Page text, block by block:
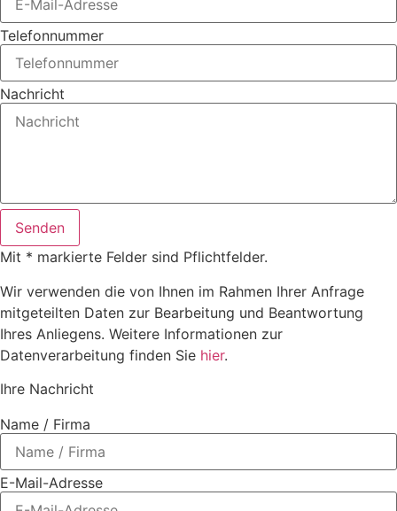
Telefonnummer
Nachricht
Senden
Mit * markierte Felder sind Pflichtfelder.
Wir verwenden die von Ihnen im Rahmen Ihrer Anfrage
mitgeteilten Daten zur Bearbeitung und Beantwortung
Ihres Anliegens. Weitere Informationen zur
Datenverarbeitung finden Sie hier.
Ihre Nachricht
Name / Firma
E-Mail-Adresse